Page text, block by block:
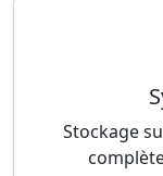
Stockage